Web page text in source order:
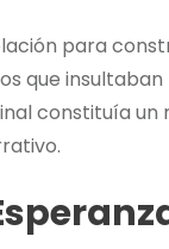
para
que
constituía